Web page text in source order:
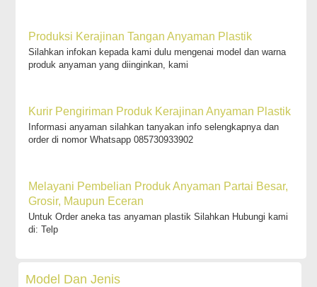
Produksi Kerajinan Tangan Anyaman Plastik
Silahkan infokan kepada kami dulu mengenai model dan warna
produk anyaman yang diinginkan, kami
Kurir Pengiriman Produk Kerajinan Anyaman Plastik
Informasi anyaman silahkan tanyakan info selengkapnya dan
order di nomor Whatsapp 085730933902
Melayani Pembelian Produk Anyaman Partai Besar,
Grosir, Maupun Eceran
Untuk Order aneka tas anyaman plastik Silahkan Hubungi kami
di: Telp
Model Dan Jenis